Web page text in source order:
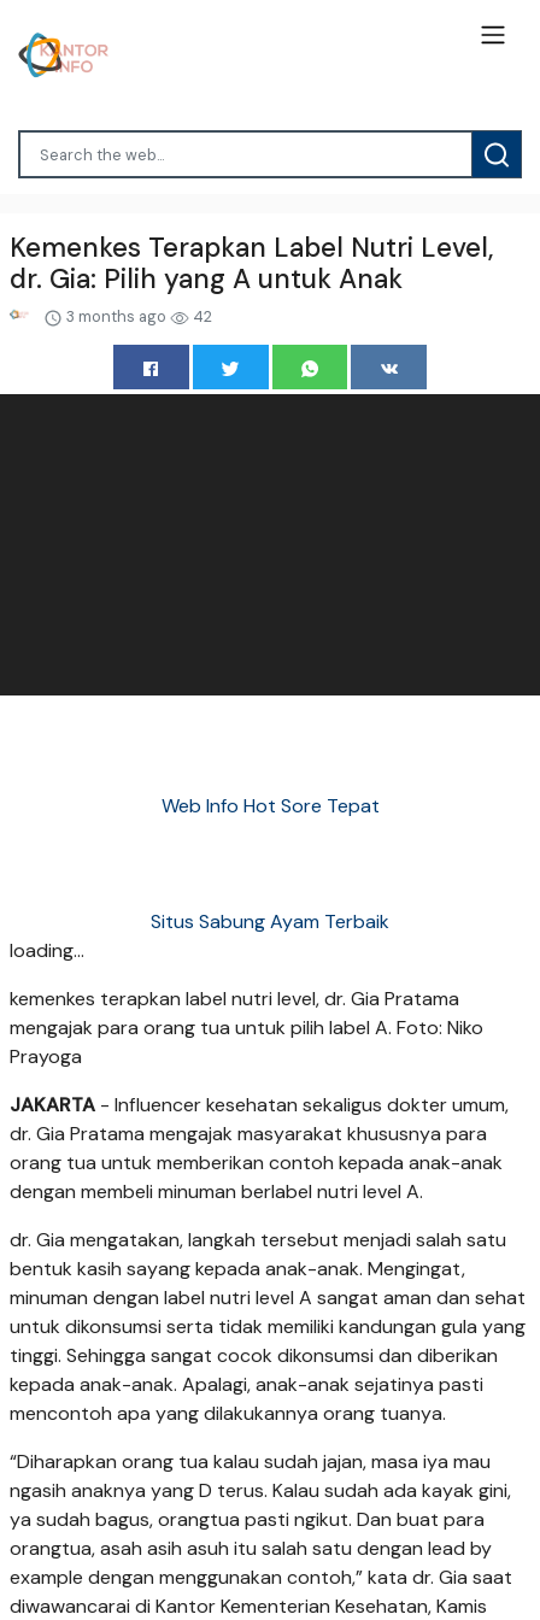
Kemenkes Terapkan Label Nutri Level,
dr. Gia: Pilih yang A untuk Anak
3 months ago 42
Web Info Hot Sore Tepat
Situs Sabung Ayam Terbaik
loading...
kemenkes terapkan label nutri level, dr. Gia Pratama
mengajak para orang tua untuk pilih label A. Foto: Niko
Prayoga
JAKARTA - Influencer kesehatan sekaligus dokter umum,
dr. Gia Pratama mengajak masyarakat khususnya para
orang tua untuk memberikan contoh kepada anak-anak
dengan membeli minuman berlabel nutri level A.
dr. Gia mengatakan, langkah tersebut menjadi salah satu
bentuk kasih sayang kepada anak-anak. Mengingat,
minuman dengan label nutri level A sangat aman dan sehat
untuk dikonsumsi serta tidak memiliki kandungan gula yang
tinggi. Sehingga sangat cocok dikonsumsi dan diberikan
kepada anak-anak. Apalagi, anak-anak sejatinya pasti
mencontoh apa yang dilakukannya orang tuanya.
“Diharapkan orang tua kalau sudah jajan, masa iya mau
ngasih anaknya yang D terus. Kalau sudah ada kayak gini,
ya sudah bagus, orangtua pasti ngikut. Dan buat para
orangtua, asah asih asuh itu salah satu dengan lead by
example dengan menggunakan contoh,” kata dr. Gia saat
diwawancarai di Kantor Kementerian Kesehatan, Kamis